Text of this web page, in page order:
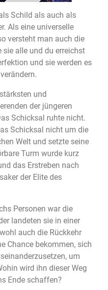
Schild als auch als
Als eine universelle
versteht man auch die
alle und du erreichst
und sie werden es
und
der jüngeren
Schicksal ruhte nicht.
Schicksal nicht um die
Welt und setzte seine
Turm wurde kurz
das Erstreben nach
der Elite des
Personen war die
landeten sie in einer
auch die Rückkehr
Chance bekommen, sich
um
wird ihn dieser Weg
Ende schaffen?